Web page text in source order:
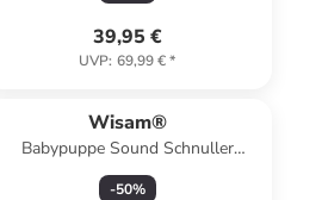
39,95 €
UVP: 69,99 €*
Wisam®
Babypuppe Sound Schnuller
Lätzchen Blauer Katzenpyjama
-50%